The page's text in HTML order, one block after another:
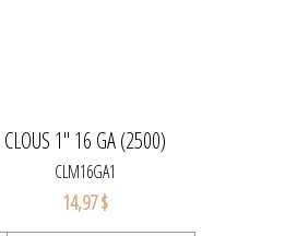
CLOUS 1'' 16 GA (2500)
CLM16GA1
14,97 $